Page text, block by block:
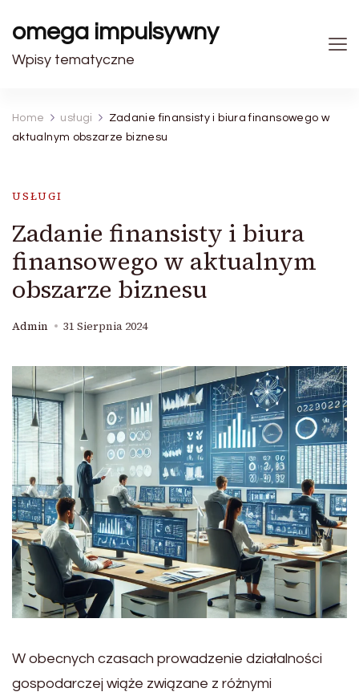
omega impulsywny
Wpisy tematyczne
Home usługi
Zadanie finansisty i biura finansowego w
aktualnym obszarze biznesu
USŁUGI
Zadanie finansisty i biura
finansowego w aktualnym
obszarze biznesu
Admin 31 Sierpnia 2024
W obecnych czasach prowadzenie działalności
gospodarczej wiąże związane z różnymi